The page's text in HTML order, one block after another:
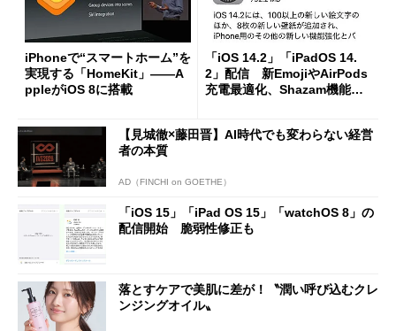
iPhoneで“スマートホーム”を
実現する「HomeKit」――A
ppleがiOS 8に搭載
「iOS 14.2」「iPadOS 14.
2」配信 新EmojiやAirPods
充電最適化、Shazam機能追
【見城徹×藤田晋】AI時代でも変わらない経営
者の本質
AD（FINCHI on GOETHE）
「iOS 15」「iPad OS 15」「watchOS 8」の
配信開始 脆弱性修正も
落とすケアで美肌に差が！〝潤い呼び込むクレ
ンジングオイル〟